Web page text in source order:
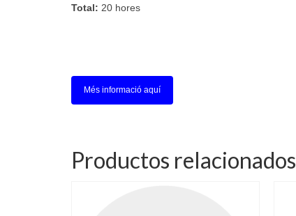
Total: 20 hores
Més informació aquí
Productos relacionados